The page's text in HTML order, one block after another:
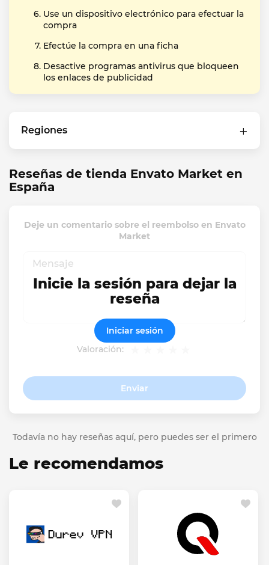
Use un dispositivo electrónico para efectuar la
compra
Efectúe la compra en una ficha
Desactive programas antivirus que bloqueen
los enlaces de publicidad
Regiones
Reseñas de tienda Envato Market en
España
Deje un comentario sobre el reembolso en Envato
Market
Valoración:
Enviar
Inicie la sesión para dejar la
reseña
Iniciar sesión
Todavía no hay reseñas aquí, pero puedes ser el primero
Le recomendamos